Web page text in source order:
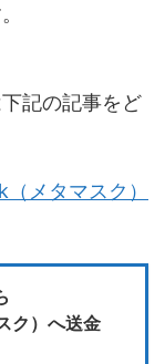
記の記事をど
メタマスク）
ク）へ送金